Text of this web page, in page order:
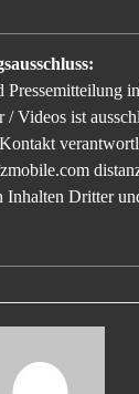
Pressemitteilung
/ Videos ist
Inhalten Dritter